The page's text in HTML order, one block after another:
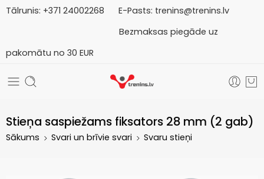
Tālrunis: +371 24002268 E-Pasts: trenins@trenins.lv
Bezmaksas piegāde uz
pakomātu no 30 EUR
Stieņa saspiežams fiksators 28 mm (2 gab)
Sākums Svari un brīvie svari Svaru stieņi